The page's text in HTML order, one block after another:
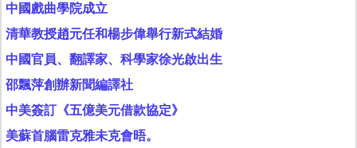
中國戲曲學院成立
清華教授趙元任和楊步偉舉行新式結婚
中國官員、翻譯家、科學家徐光啟出生
邵飄萍創辦新聞編譯社
中美簽訂《五億美元借款協定》
美蘇首腦雷克雅未克會晤。